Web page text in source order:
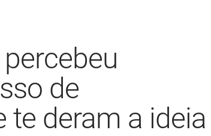
de
te deram a ideia